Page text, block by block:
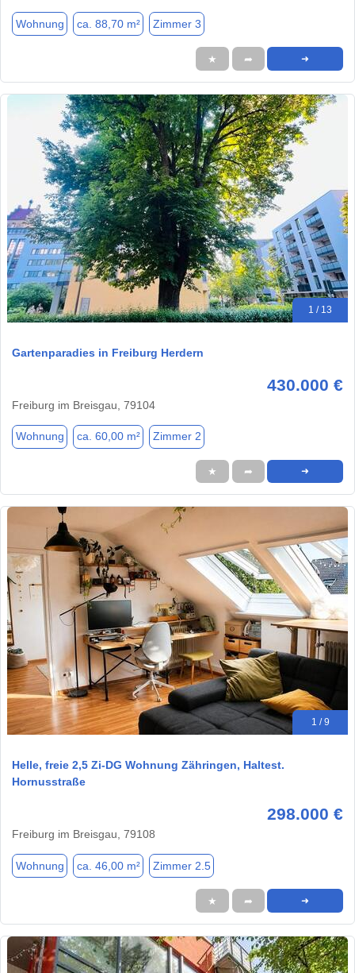
Wohnung ca. 88,70 m² Zimmer 3
★ ➦ ➜
1 / 13
Gartenparadies in Freiburg Herdern
430.000 €
Freiburg im Breisgau, 79104
Wohnung ca. 60,00 m² Zimmer 2
★ ➦ ➜
1 / 9
Helle, freie 2,5 Zi-DG Wohnung Zähringen, Haltest.
Hornusstraße
298.000 €
Freiburg im Breisgau, 79108
Wohnung ca. 46,00 m² Zimmer 2.5
★ ➦ ➜